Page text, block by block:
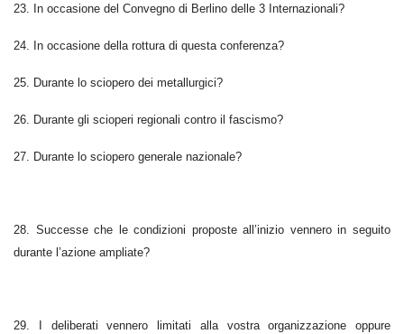
23. In occasione del Convegno di Berlino delle 3 Internazionali?
24. In occasione della rottura di questa conferenza?
25. Durante lo sciopero dei metallurgici?
26. Durante gli scioperi regionali contro il fascismo?
27. Durante lo sciopero generale nazionale?
28. Successe che le condizioni proposte all’inizio vennero in seguito
durante l’azione ampliate?
29. I deliberati vennero limitati alla vostra organizzazione oppure